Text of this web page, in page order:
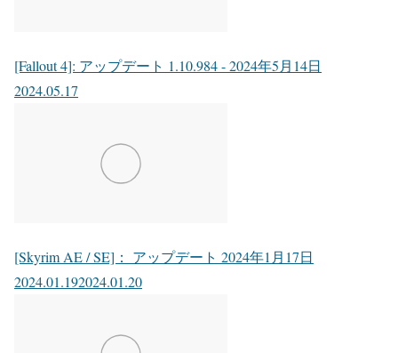
[Fallout 4]: アップデート 1.10.984 - 2024年5月14日
2024.05.17
[Skyrim AE / SE]： アップデート 2024年1月17日
2024.01.192024.01.20